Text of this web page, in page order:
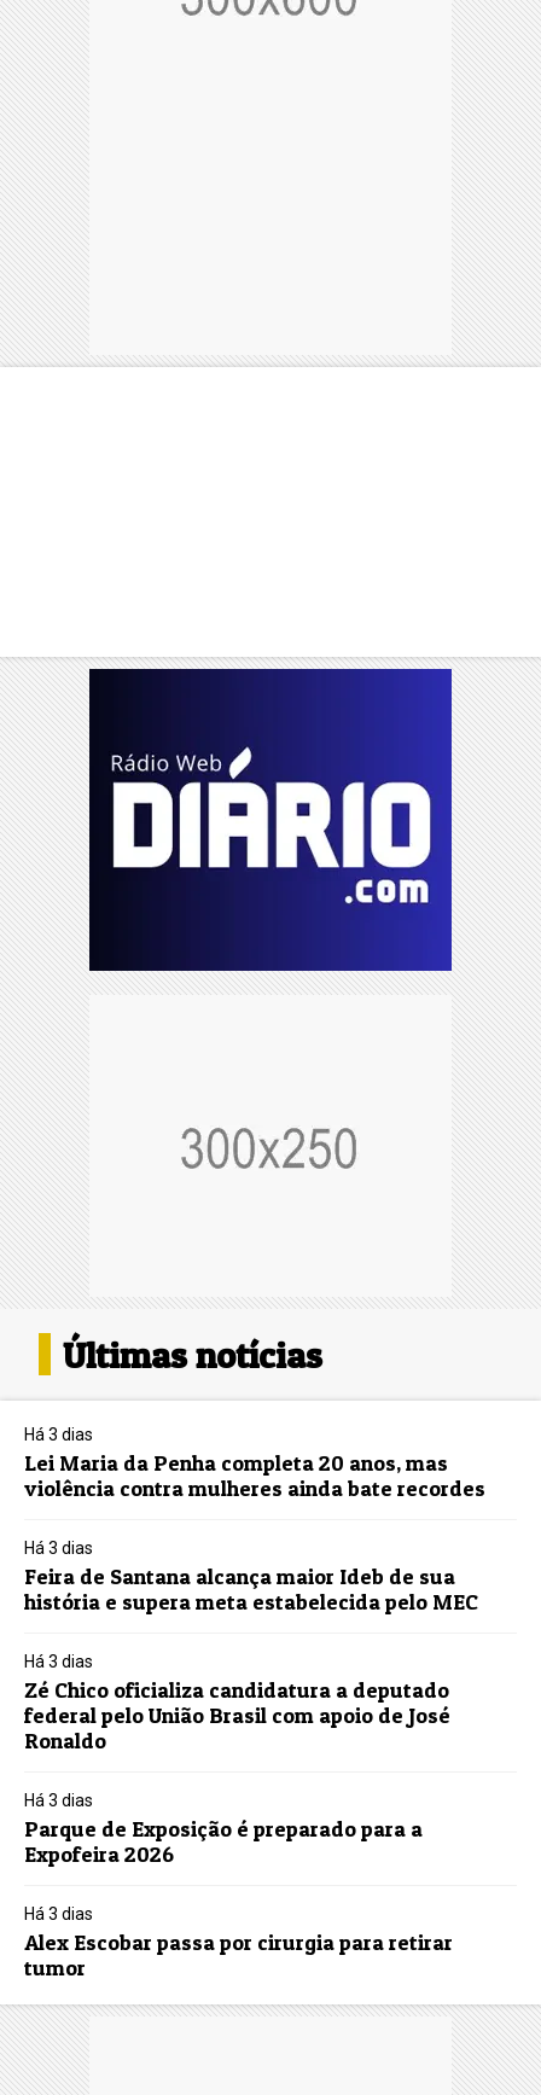
Últimas notícias
Há 3 dias
Lei Maria da Penha completa 20 anos, mas
violência contra mulheres ainda bate recordes
Há 3 dias
Feira de Santana alcança maior Ideb de sua
história e supera meta estabelecida pelo MEC
Há 3 dias
Zé Chico oficializa candidatura a deputado
federal pelo União Brasil com apoio de José
Ronaldo
Há 3 dias
Parque de Exposição é preparado para a
Expofeira 2026
Há 3 dias
Alex Escobar passa por cirurgia para retirar
tumor